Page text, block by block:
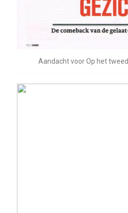
Aandacht voor Op het